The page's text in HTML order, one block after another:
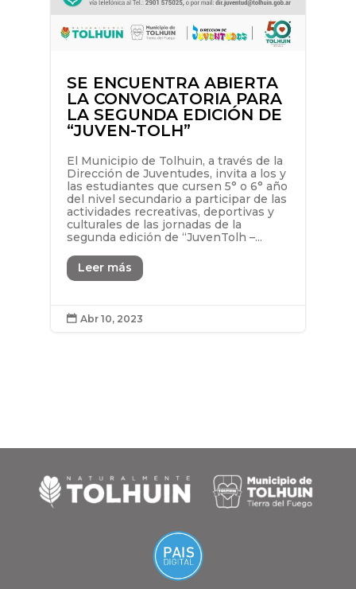
SE ENCUENTRA ABIERTA
LA CONVOCATORIA PARA
LA SEGUNDA EDICIÓN DE
“JUVEN-TOLH”
El Municipio de Tolhuin, a través de la
Dirección de Juventudes, invita a los y
las estudiantes que cursen 5° o 6° año
del nivel secundario a participar de las
actividades recreativas, deportivas y
culturales de las jornadas de la
segunda edición de “JuvenTolh –...
Leer más
 Abr 10, 2023